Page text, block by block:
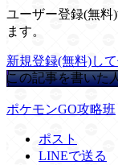
ユーザー登録(無料
ます。
新規登録(無料)して
この記事を書いた
ポケモンGO攻略班
ポスト
LINEで送る